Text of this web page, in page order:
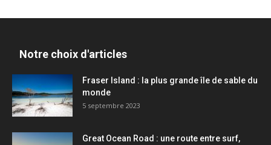
Notre choix d'articles
Fraser Island : la plus grande île de sable du
monde
5 septembre 2023
Great Ocean Road : une route entre surf,